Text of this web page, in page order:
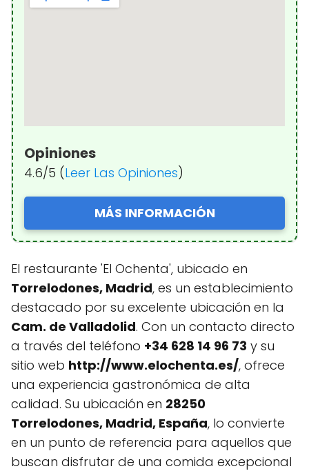
Opiniones
4.6/5 (Leer Las Opiniones)
MÁS INFORMACIÓN
El restaurante 'El Ochenta', ubicado en
Torrelodones, Madrid, es un establecimiento
destacado por su excelente ubicación en la
Cam. de Valladolid. Con un contacto directo
a través del teléfono +34 628 14 96 73 y su
sitio web http://www.elochenta.es/, ofrece
una experiencia gastronómica de alta
calidad. Su ubicación en 28250
Torrelodones, Madrid, España, lo convierte
en un punto de referencia para aquellos que
buscan disfrutar de una comida excepcional